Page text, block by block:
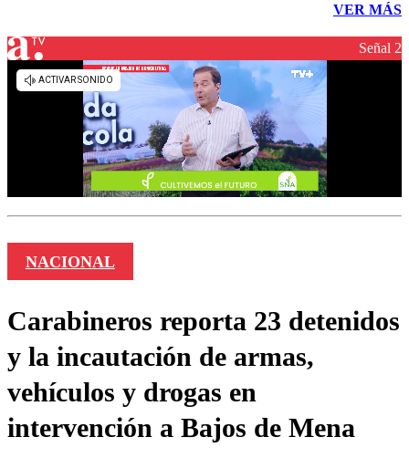
VER MÁS
Señal 2
NACIONAL
Carabineros reporta 23 detenidos
y la incautación de armas,
vehículos y drogas en
intervención a Bajos de Mena